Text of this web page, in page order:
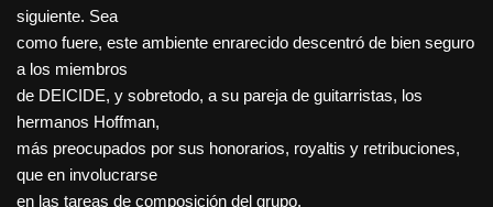
siguiente. Sea
como fuere, este ambiente enrarecido descentró de bien seguro
a los miembros
de DEICIDE, y sobretodo, a su pareja de guitarristas, los
hermanos Hoffman,
más preocupados por sus honorarios, royaltis y retribuciones,
que en involucrarse
en las tareas de composición del grupo.